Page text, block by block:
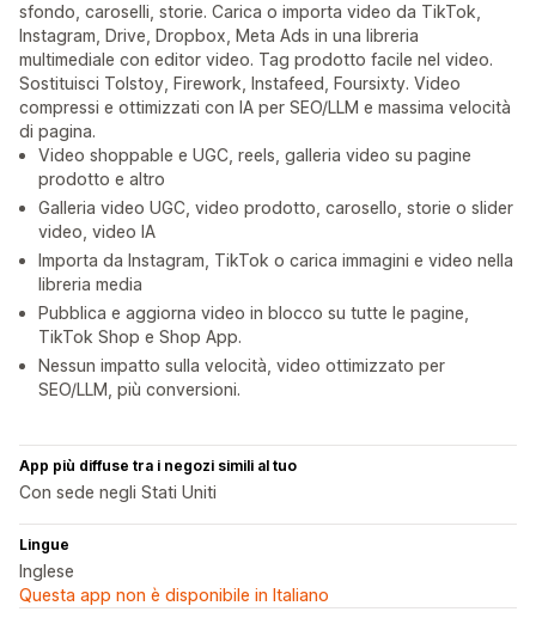
sfondo, caroselli, storie. Carica o importa video da TikTok,
Instagram, Drive, Dropbox, Meta Ads in una libreria
multimediale con editor video. Tag prodotto facile nel video.
Sostituisci Tolstoy, Firework, Instafeed, Foursixty. Video
compressi e ottimizzati con IA per SEO/LLM e massima velocità
di pagina.
Video shoppable e UGC, reels, galleria video su pagine
prodotto e altro
Galleria video UGC, video prodotto, carosello, storie o slider
video, video IA
Importa da Instagram, TikTok o carica immagini e video nella
libreria media
Pubblica e aggiorna video in blocco su tutte le pagine,
TikTok Shop e Shop App.
Nessun impatto sulla velocità, video ottimizzato per
SEO/LLM, più conversioni.
App più diffuse tra i negozi simili al tuo
Con sede negli Stati Uniti
Lingue
Inglese
Questa app non è disponibile in Italiano